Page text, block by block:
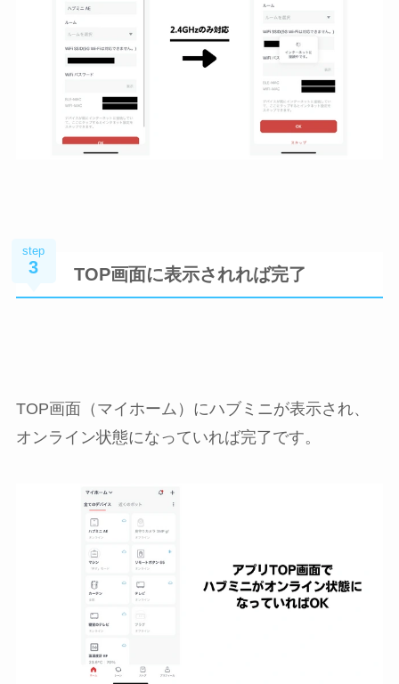
step
3 TOP画面に表示されれば完了
TOP画面（マイホーム）にハブミニが表示され、
オンライン状態になっていれば完了です。